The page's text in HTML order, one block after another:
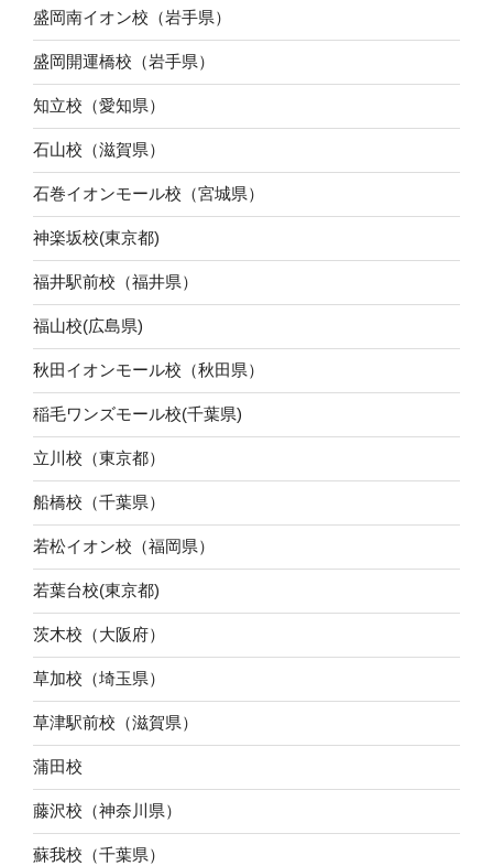
盛岡南イオン校（岩手県）
盛岡開運橋校（岩手県）
知立校（愛知県）
石山校（滋賀県）
石巻イオンモール校（宮城県）
神楽坂校(東京都)
福井駅前校（福井県）
福山校(広島県)
秋田イオンモール校（秋田県）
稲毛ワンズモール校(千葉県)
立川校（東京都）
船橋校（千葉県）
若松イオン校（福岡県）
若葉台校(東京都)
茨木校（大阪府）
草加校（埼玉県）
草津駅前校（滋賀県）
蒲田校
藤沢校（神奈川県）
蘇我校（千葉県）